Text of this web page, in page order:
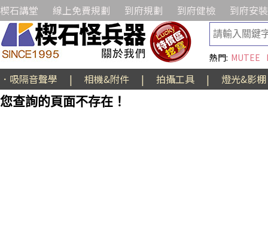
楔石講堂 線上免費規劃 到府規劃 到府健檢 到府安裝
熱門: MUTEE
．吸隔音聲學 | 相機&附件 | 拍攝工具 |
燈光&影棚
您查詢的頁面不存在！